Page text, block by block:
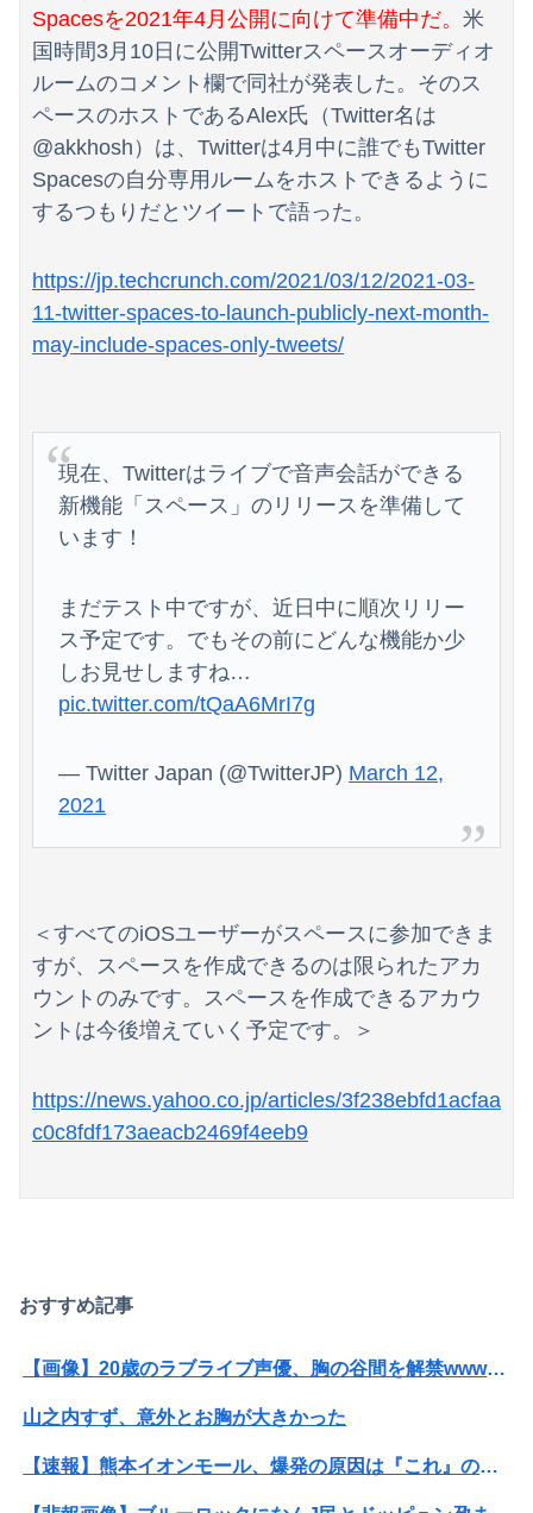
【動画】ロシア人陸上選手のレオタード型ユニフォーム、ドスケベすぎるｗｗｗwｗｗｗｗｗｗｗｗ❤
【画像】最新のライザ、まだイケるｗｗｗｗｗ
南後杏子アナ 透けノースリーブ！！
『らぶぽーしょんめーかー』 その３２
Spacesを2021年4月公開に向けて準備中だ。 米
国時間3月10日に公開Twitterスペースオーディオ
ルームのコメント欄で同社が発表した。そのス
ペースのホストであるAlex氏（Twitter名は
@akkhosh）は、Twitterは4月中に誰でもTwitter
Spacesの自分専用ルームをホストできるように
するつもりだとツイートで語った。
https://jp.techcrunch.com/2021/03/12/2021-03-
11-twitter-spaces-to-launch-publicly-next-month-
may-include-spaces-only-tweets/
現在、Twitterはライブで音声会話ができる
新機能「スペース」のリリースを準備して
います！
まだテスト中ですが、近日中に順次リリー
ス予定です。でもその前にどんな機能か少
しお見せしますね…
pic.twitter.com/tQaA6MrI7g
— Twitter Japan (@TwitterJP) March 12,
2021
＜すべてのiOSユーザーがスペースに参加できま
すが、スペースを作成できるのは限られたアカ
ウントのみです。スペースを作成できるアカウ
ントは今後増えていく予定です。＞
https://news.yahoo.co.jp/articles/3f238ebfd1acfaa
c0c8fdf173aeacb2469f4eeb9
おすすめ記事
【画像】20歳のラブライブ声優、胸の谷間を解禁wwwwww遠藤璃菜、1st写真集で美乳＆美ヘソをセクシー露出！！！
山之内すず、意外とお胸が大きかった
【速報】熊本イオンモール、爆発の原因は『これ』の可能性